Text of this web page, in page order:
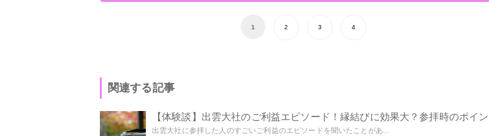
1 2 3 4
関連する記事
【体験談】出雲大社のご利益エピソード！縁結びに効果大？参拝時のポイ
出雲大社に参拝した人のすごいご利益のエピソードを聞いたことがあ...